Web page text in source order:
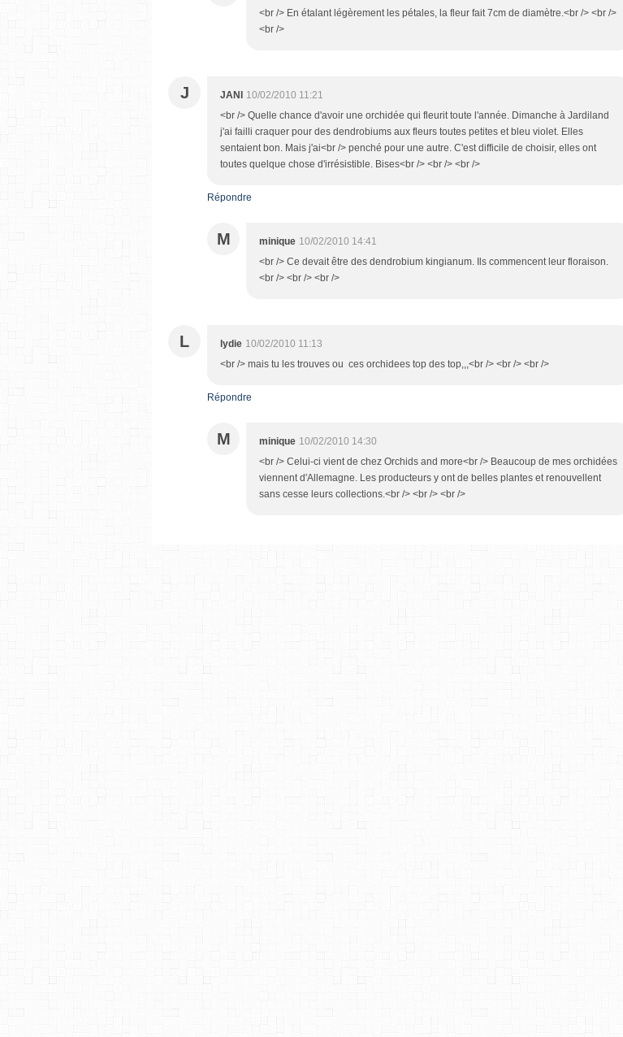
<br /> En étalant légèrement les pétales, la fleur fait 7cm de diamètre.<br /> <br />
<br />
J JANI 10/02/2010 11:21
<br /> Quelle chance d'avoir une orchidée qui fleurit toute l'année. Dimanche à Jardiland
j'ai failli craquer pour des dendrobiums aux fleurs toutes petites et bleu violet. Elles
sentaient bon. Mais j'ai<br /> penché pour une autre. C'est difficile de choisir, elles ont
toutes quelque chose d'irrésistible. Bises<br /> <br /> <br />
Répondre
M minique 10/02/2010 14:41
<br /> Ce devait être des dendrobium kingianum. Ils commencent leur floraison.
<br /> <br /> <br />
L lydie 10/02/2010 11:13
<br /> mais tu les trouves ou ces orchidees top des top,,,<br /> <br /> <br />
Répondre
M minique 10/02/2010 14:30
<br /> Celui-ci vient de chez Orchids and more<br /> Beaucoup de mes orchidées
viennent d'Allemagne. Les producteurs y ont de belles plantes et renouvellent
sans cesse leurs collections.<br /> <br /> <br />